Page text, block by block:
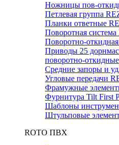
Ножницы пов-
Петлевая группа
Планки ответные
Поворотная система
Поворотно-
Приводы 25
поворотно-откидные
Средние запоры и
Угловые передачи
Фрамужные
Фурнитура Tilt First
Шаблоны
Штульповые
RОTO ПВХ